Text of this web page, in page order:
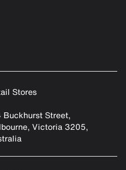
Stores
Buckhurst Street,
Victoria 3205,